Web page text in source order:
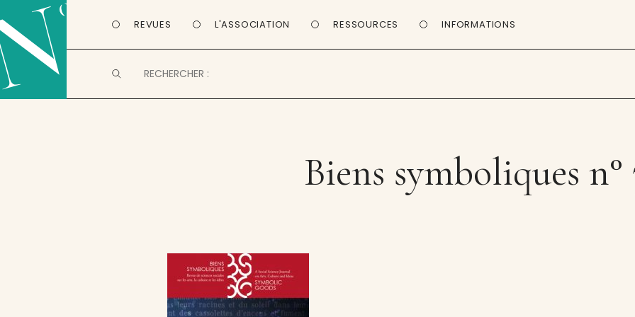
REVUES L'ASSOCIATION RESSOURCES INFORMATIONS
Biens symboliques n°